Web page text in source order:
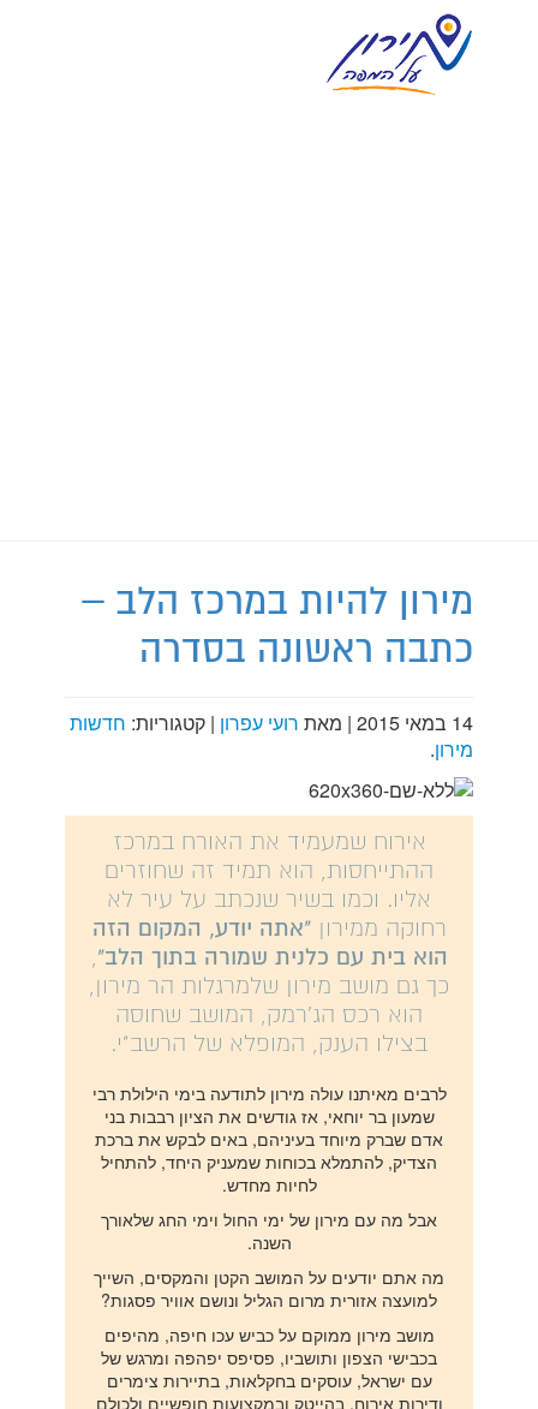
מירון על המפה
מירון להיות במרכז הלב –
כתבה ראשונה בסדרה
14 במאי 2015 | מאת רועי עפרון | קטגוריות: חדשות
מירון.
אירוח שמעמיד את האורח במרכז
ההתייחסות, הוא תמיד זה שחוזרים
אליו. וכמו בשיר שנכתב על עיר לא
רחוקה ממירון"אתה יודע, המקום הזה
הוא בית עם כלנית שמורה בתוך הלב",
כך גם מושב מירון שלמרגלות הר מירון,
הוא רכס הג'רמק, המושב שחוסה
בצילו הענק, המופלא של הרשב"י.
לרבים מאיתנו עולה מירון לתודעה בימי הילולת רבי
שמעון בר יוחאי, אז גודשים את הציון רבבות בני
אדם שברק מיוחד בעיניהם, באים לבקש את ברכת
הצדיק, להתמלא בכוחות שמעניק היחד, להתחיל
לחיות מחדש.
אבל מה עם מירון של ימי החול וימי החג שלאורך
השנה.
מה אתם יודעים על המושב הקטן והמקסים, השייך
למועצה אזורית מרום הגליל ונושם אוויר פסגות?
מושב מירון ממוקם על כביש עכו חיפה, מהיפים
בכבישי הצפון ותושביו, פסיפס יפהפה ומרגש של
עם ישראל, עוסקים בחקלאות, בתיירות צימרים
ודירות אירוח, בהייטק ובמקצועות חופשיים ולכולם